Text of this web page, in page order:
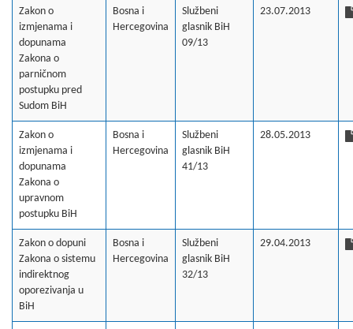
Zakon o
izmjenama i
dopunama
Zakona o
parničnom
postupku pred
Sudom BiH
Bosna i
Hercegovina
Službeni
glasnik BiH
09/13
23.07.2013
Zakon o
izmjenama i
dopunama
Zakona o
upravnom
postupku BiH
Bosna i
Hercegovina
Službeni
glasnik BiH
41/13
28.05.2013
Zakon o dopuni
Zakona o sistemu
indirektnog
oporezivanja u
BiH
Bosna i
Hercegovina
Službeni
glasnik BiH
32/13
29.04.2013